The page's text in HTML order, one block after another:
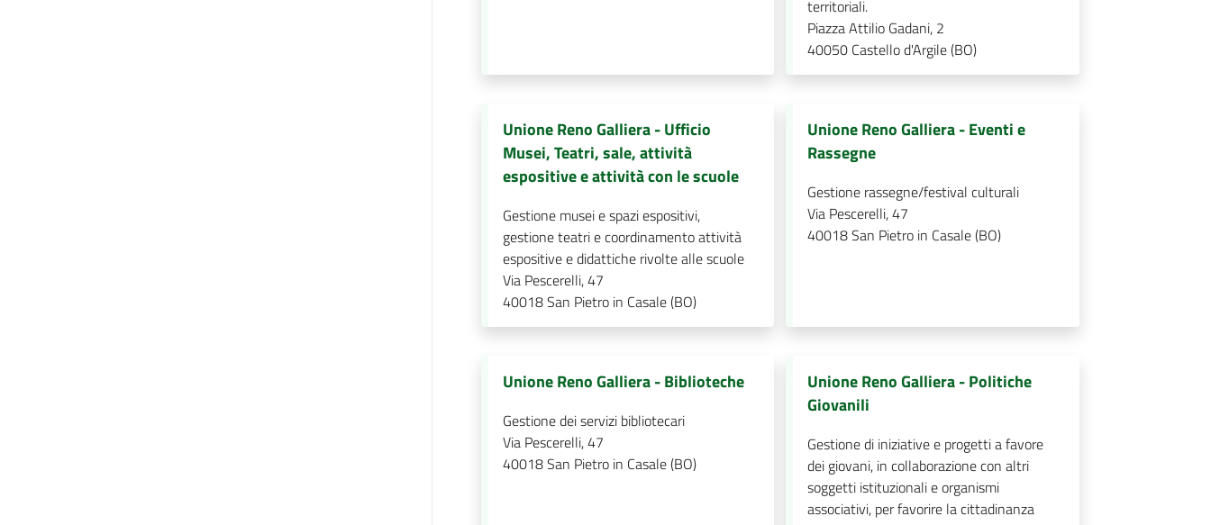
territoriali.
Piazza Attilio Gadani, 2
40050 Castello d'Argile (BO)
Unione Reno Galliera - Ufficio
Musei, Teatri, sale, attività
espositive e attività con le scuole
Gestione musei e spazi espositivi,
gestione teatri e coordinamento attività
espositive e didattiche rivolte alle scuole
Via Pescerelli, 47
40018San Pietro in Casale (BO)
Unione Reno Galliera - Eventi e
Rassegne
Gestione rassegne/festival culturali
Via Pescerelli, 47
40018San Pietro in Casale (BO)
Unione Reno Galliera - Biblioteche
Gestione dei servizi bibliotecari
Via Pescerelli, 47
40018San Pietro in Casale (BO)
Unione Reno Galliera - Politiche
Giovanili
Gestione di iniziative e progetti a favore
dei giovani, in collaborazione con altri
soggetti istituzionali e organismi
associativi, per favorire la cittadinanza